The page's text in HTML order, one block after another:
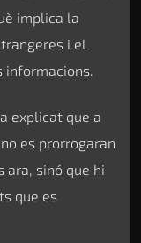
implica la
i el
informacions.
explicat que a
es prorrogaran
ara, sinó que hi
que es